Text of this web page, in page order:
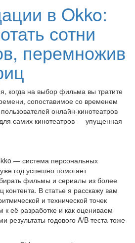
в Okko:
сотни
перемножив
когда на выбор фильма вы тратите
сопоставимое со временем
онлайн-кинотеатров
самих кинотеатров — упущенная
— система персональных
год успешно помогает
фильмы и сериалы из более
контента. В статье я расскажу вам
и технической точек
её разработке и как оцениваем
результаты годового A/B теста тоже